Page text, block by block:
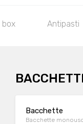
box Antipasti
Bacchette
Bacchette